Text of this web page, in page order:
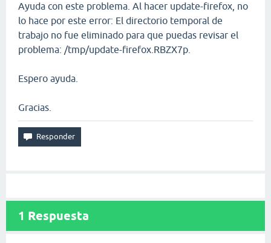
Ayuda con este problema. Al hacer update-firefox, no
lo hace por este error: El directorio temporal de
trabajo no fue eliminado para que puedas revisar el
problema: /tmp/update-firefox.RBZX7p.
Espero ayuda.
Gracias.
1 Respuesta